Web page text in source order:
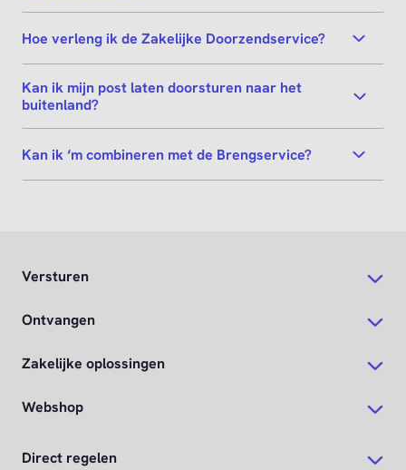
Hoe verleng ik de Zakelijke Doorzendservice?
Kan ik mijn post laten doorsturen naar het
buitenland?
Kan ik ‘m combineren met de Brengservice?
Versturen
Ontvangen
Zakelijke oplossingen
Webshop
Direct regelen